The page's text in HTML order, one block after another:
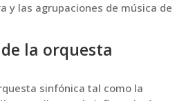
y las agrupaciones de música de
la orquesta
sinfónica tal como la